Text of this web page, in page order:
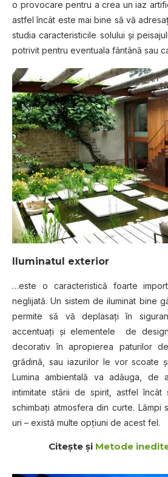
o provocare pentru a crea un iaz
astfel încât este mai bine să vă
studia caracteristicile solului şi
potrivit pentru eventuala fântână sau
Iluminatul exterior
…este o caracteristică foarte
neglijată. Un sistem de iluminat bine
permite să vă deplasaţi în
accentuaţi şi elementele de design
decorativ în apropierea paturilor
grădină, sau iazurilor le vor scoate
Lumina ambientală va adăuga, de
intimitate stării de spirit, astfel
schimbaţi atmosfera din curte. Lămpi
uri – există multe opţiuni de acest fel.
Citeşte şi Metode